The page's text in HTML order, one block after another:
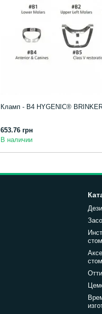
Кламп - В4 HYGENIC®
653.76 грн
В наличии